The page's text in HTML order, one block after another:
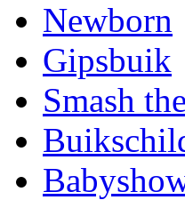
Newborn
Gipsbuik
Smash